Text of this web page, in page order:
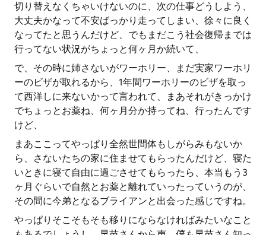
切り替えなくちゃいけないのに、次の仕事どうしよう、
大丈夫かなって不安ばっかり走ってしまい、徐々に良く
なってたと思うんだけど、でもまだこう社会復帰までは
行ってない状況がちょっと何ヶ月か続いて、
で、その時に姉さないがワーホリー、まだ実家ワーホリ
ーのビザが取れるから、1年間ワーホリーのビザを取っ
て西洋しに来ないかって言われて、まあそれがきっかけ
でちょっとお薬ね、何ヶ月分か持ってね、行ったんです
けど、
まあここってやっぱり全然世間体もしがらみもないか
ら、さないたちの家に住ませてもらったんだけど、寝た
いときに寝て自由に過ごさせてもらったら、本当もう3
ヶ月ぐらいで自然とお薬と離れていったっていうのが、
その間に今弟となるブライアンと出会った感じですね。
やっぱりそこそもそも移りにならなければみたいなこと